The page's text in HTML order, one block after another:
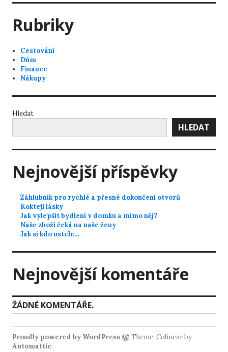
Rubriky
Cestování
Dům
Finance
Nákupy
Hledat
HLEDAT
Nejnovější příspěvky
Záhlubník pro rychlé a přesné dokončení otvorů
Koktejl lásky
Jak vylepšit bydlení v domku a mimo něj?
Naše zboží čeká na naše ženy
Jak si kdo ustele…
Nejnovější komentáře
ŽÁDNÉ KOMENTÁŘE.
Proudly powered by WordPress
Theme: Colinear by
Automattic.